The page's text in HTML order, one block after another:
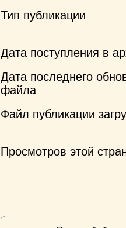
Тип публикации
Дата поступления в
Дата последнего
файла
Файл публикации
Просмотров этой